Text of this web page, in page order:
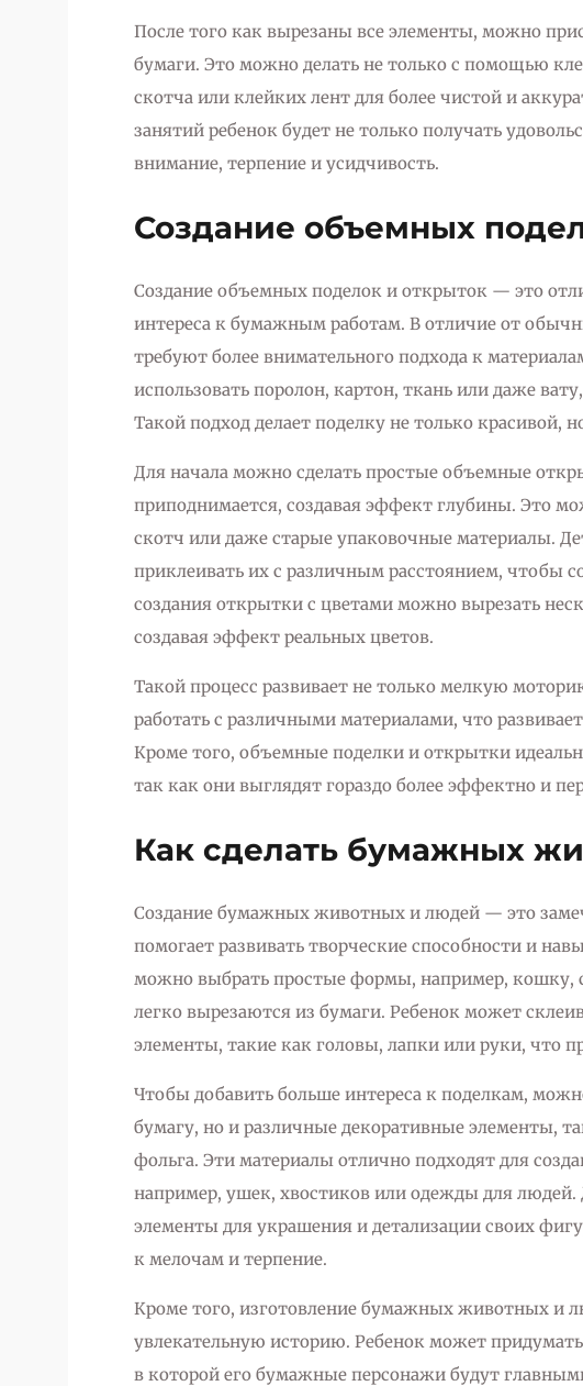
После того как вырезаны все элементы, можно
бумаги. Это можно делать не только с помощью
скотча или клейких лент для более чистой и
занятий ребенок будет не только получать
внимание, терпение и усидчивость.
Создание объемных
Создание объемных поделок и открыток — это
интереса к бумажным работам. В отличие от
требуют более внимательного подхода к
использовать поролон, картон, ткань или даже
Такой подход делает поделку не только красивой,
Для начала можно сделать простые объемные
приподнимается, создавая эффект глубины. Это
скотч или даже старые упаковочные материалы.
приклеивать их с различным расстоянием, чтобы
создания открытки с цветами можно вырезать
создавая эффект реальных цветов.
Такой процесс развивает не только мелкую
работать с различными материалами, что
Кроме того, объемные поделки и открытки
так как они выглядят гораздо более эффектно и
Как сделать бумажных
Создание бумажных животных и людей — это
помогает развивать творческие способности и
можно выбрать простые формы, например, кошку,
легко вырезаются из бумаги. Ребенок может
элементы, такие как головы, лапки или руки, что
Чтобы добавить больше интереса к поделкам,
бумагу, но и различные декоративные элементы,
фольга. Эти материалы отлично подходят для
например, ушек, хвостиков или одежды для людей.
элементы для украшения и детализации своих
к мелочам и терпение.
Кроме того, изготовление бумажных животных и
увлекательную историю. Ребенок может
в которой его бумажные персонажи будут